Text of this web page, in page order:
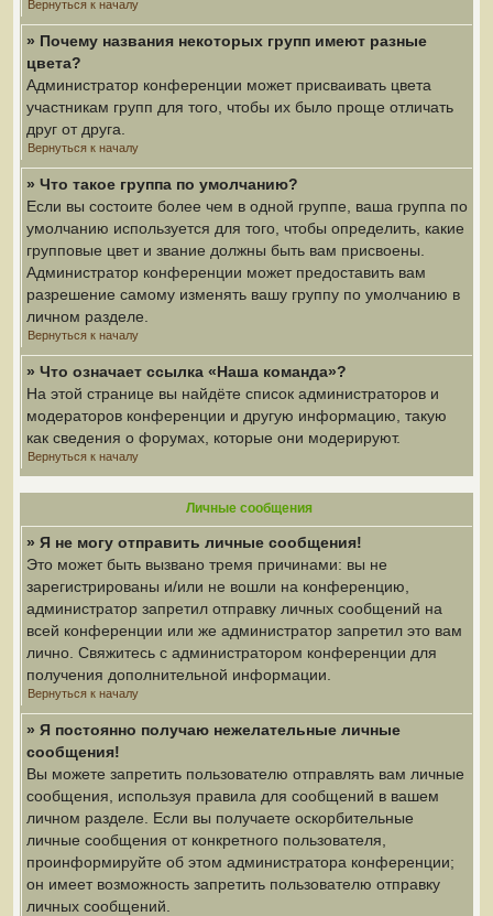
Вернуться к началу
» Почему названия некоторых групп имеют разные
цвета?
Администратор конференции может присваивать цвета
участникам групп для того, чтобы их было проще отличать
друг от друга.
Вернуться к началу
» Что такое группа по умолчанию?
Если вы состоите более чем в одной группе, ваша группа по
умолчанию используется для того, чтобы определить, какие
групповые цвет и звание должны быть вам присвоены.
Администратор конференции может предоставить вам
разрешение самому изменять вашу группу по умолчанию в
личном разделе.
Вернуться к началу
» Что означает ссылка «Наша команда»?
На этой странице вы найдёте список администраторов и
модераторов конференции и другую информацию, такую
как сведения о форумах, которые они модерируют.
Вернуться к началу
Личные сообщения
» Я не могу отправить личные сообщения!
Это может быть вызвано тремя причинами: вы не
зарегистрированы и/или не вошли на конференцию,
администратор запретил отправку личных сообщений на
всей конференции или же администратор запретил это вам
лично. Свяжитесь с администратором конференции для
получения дополнительной информации.
Вернуться к началу
» Я постоянно получаю нежелательные личные
сообщения!
Вы можете запретить пользователю отправлять вам личные
сообщения, используя правила для сообщений в вашем
личном разделе. Если вы получаете оскорбительные
личные сообщения от конкретного пользователя,
проинформируйте об этом администратора конференции;
он имеет возможность запретить пользователю отправку
личных сообщений.